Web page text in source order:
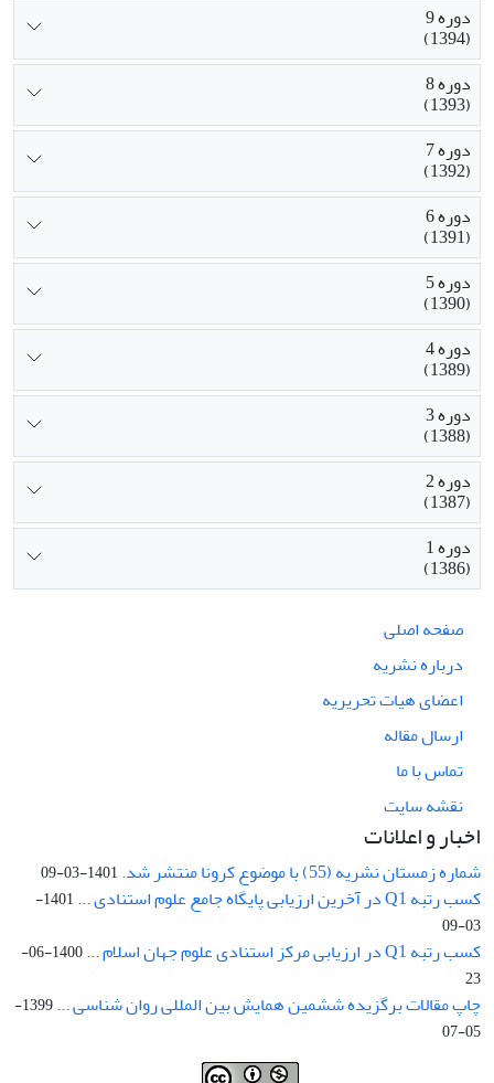
دوره 9
(1394)
دوره 8
(1393)
دوره 7
(1392)
دوره 6
(1391)
دوره 5
(1390)
دوره 4
(1389)
دوره 3
(1388)
دوره 2
(1387)
دوره 1
(1386)
صفحه اصلی
درباره نشریه
اعضای هیات تحریریه
ارسال مقاله
تماس با ما
نقشه سایت
اخبار و اعلانات
شماره زمستان نشریه (55) با موضوع کرونا منتشر شد. 1401-03-09
کسب رتبه Q1 در آخرین ارزیابی پایگاه جامع علوم استنادی ...
1401-
03-09
کسب رتبه Q1 در ارزیابی مرکز استنادی علوم جهان اسلام ...
1400-06-
23
چاپ مقالات برگزیده ششمین همایش بین المللی روان شناسی ...
1399-
05-07